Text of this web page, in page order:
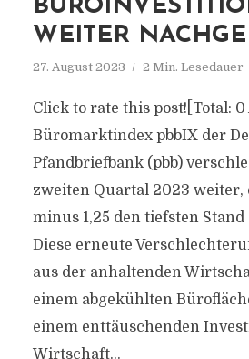
WEITER
27. August 2023 2 Min. Lesedauer
Click to rate this post![Total: 0
Büromarktindex pbbIX der
Pfandbriefbank (pbb)
zweiten Quartal 2023
minus 1,25 den tiefsten Stand
Diese erneute
aus der anhaltenden
einem abgekühlten
einem enttäuschenden
Wirtschaft...